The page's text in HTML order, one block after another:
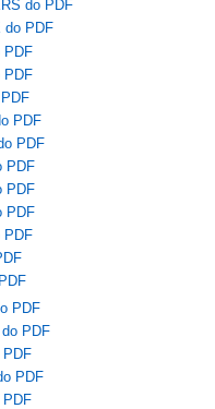
do PDF
do PDF
PDF
PDF
PDF
PDF
PDF
PDF
PDF
PDF
PDF
PDF
PDF
PDF